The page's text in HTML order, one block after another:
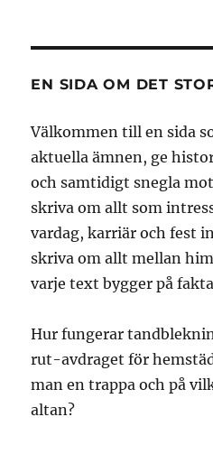
EN SIDA OM DET
Välkommen till en sida
aktuella ämnen, ge
och samtidigt snegla
skriva om allt som
vardag, karriär och fest
skriva om allt mellan
varje text bygger på
Hur fungerar
rut-avdraget för
man en trappa och på
altan?